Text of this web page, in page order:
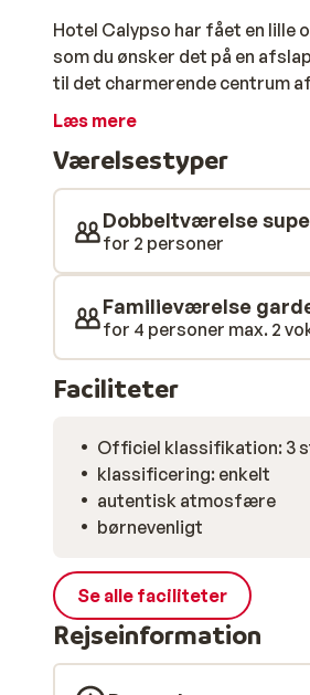
Hotel Calypso har fået en lille
som du ønsker det på en
til det charmerende centrum
venter liggestole og
sted til en solrig pause fra
Læs mere
Værelsestyper
Dobbeltværelse
for 2 personer
Familieværelse
for 4 personer max. 2
Faciliteter
Officiel klassifikation: 3
klassificering: enkelt
autentisk atmosfære
børnevenligt
Se alle faciliteter
Rejseinformation